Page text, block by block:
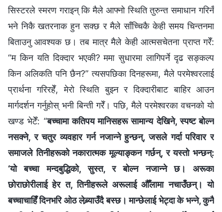
सिस्टरले स्मरण गराइन् कि मैले आफ्नो स्थिति तुरुन्त समाधान गरिनँ
भने निकै खतरनाक हुन सक्छ र मैले साँच्चिकै केही समय चिन्तनमा
बिताउनु आवश्यक छ। तब मात्र मैले केही आत्मसचेतना प्राप्त गरेँ:
“म किन यति दिक्दार भएकी? ममा सुधारमा लागिपर्ने दृढ सङ्कल्प
किन अलिकति पनि छैन?” त्यसपछिका दिनहरूमा, मैले परमेश्वरलाई
प्रार्थना गरिरहेँ, मेरो स्थिति बुझ्न र दिक्दारीबाट बाहिर आउन
मार्गदर्शन गर्नुहोस् भनी बिन्ती गरेँ। पछि, मैले परमेश्वरका वचनको यो
खण्ड भेटेँ: “बच्‍चामा कतिपय मानिसहरू सामान्य देखिने, स्पष्ट बोल्‍न
नसक्‍ने, र चतुर व्यवहार गर्न नजान्‍ने हुन्छन्, जसले गर्दा परिवार र
समाजले तिनीहरूको नकारात्मक मूल्याङ्कन गर्छन्, र यस्तो भन्छन्:
‘यो बच्‍चा मन्दबुद्धिको, सुस्त, र बोल्न नजान्‍ने छ। अरूका
छोराछोरीलाई हेर त, तिनीहरूले अरूलाई औँलामा नचाउँछन्। यो
बच्‍चाचाहिँ दिनभरि ओठ लेब्र्याउँदै बस्छ। मान्छेलाई भेट्दा के भन्‍ने, कुनै